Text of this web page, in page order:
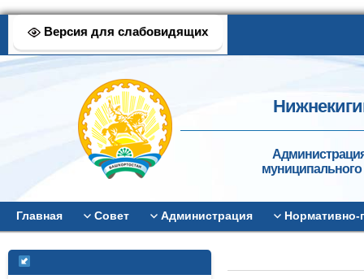
Версия для слабовидящих
муниципального
Главная Совет Администрация